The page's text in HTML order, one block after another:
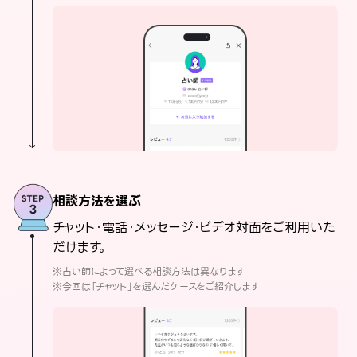
相談方法を選ぶ
チャット・電話・メッセージ・ビデオ対面をご利用いた
だけます。
※占い師によって選べる相談方法は異なります
※今回は「チャット」を選んだケースをご紹介します